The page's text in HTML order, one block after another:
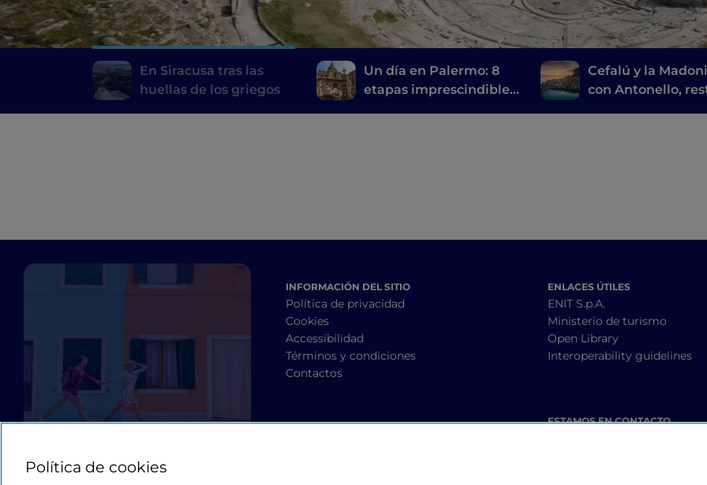
En Siracusa tras las
huellas de los griegos
Un día en Palermo: 8
etapas imprescindibles
Cefalú y la
con Antonello,
INFORMACIÓN DEL SITIO
Política de privacidad
Cookies
Accessibilidad
Términos y condiciones
Contactos
ENLACES ÚTILES
ENIT S.p.A.
Ministerio de turismo
Open Library
Interoperability guidelines
ESTAMOS EN CONTACTO
Política de cookies